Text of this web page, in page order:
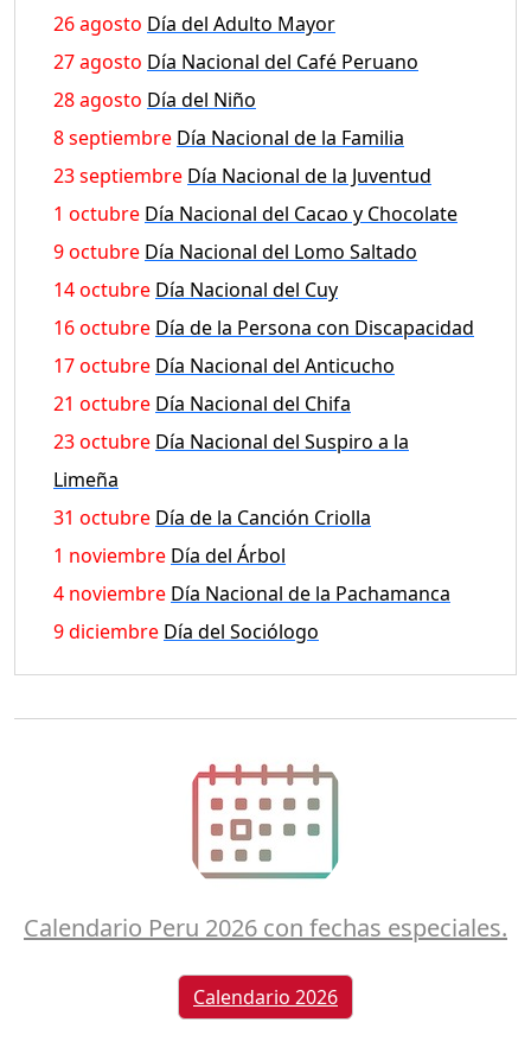
26 agosto Día del Adulto Mayor
27 agosto Día Nacional del Café Peruano
28 agosto Día del Niño
8 septiembre Día Nacional de la Familia
23 septiembre Día Nacional de la Juventud
1 octubre Día Nacional del Cacao y Chocolate
9 octubre Día Nacional del Lomo Saltado
14 octubre Día Nacional del Cuy
16 octubre Día de la Persona con Discapacidad
17 octubre Día Nacional del Anticucho
21 octubre Día Nacional del Chifa
23 octubre Día Nacional del Suspiro a la
Limeña
31 octubre Día de la Canción Criolla
1 noviembre Día del Árbol
4 noviembre Día Nacional de la Pachamanca
9 diciembre Día del Sociólogo
Calendario Peru 2026 con fechas especiales.
Calendario 2026